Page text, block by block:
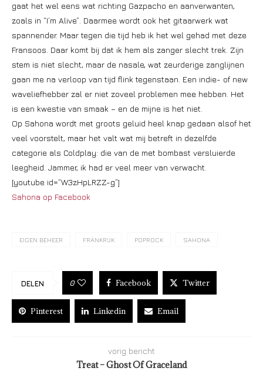
gaat het wel eens wat richting Gazpacho en aanverwanten,
zoals in “I’m Alive”. Daarmee wordt ook het gitaarwerk wat
spannender. Maar tegen die tijd heb ik het wel gehad met deze
Fransoos. Daar komt bij dat ik hem als zanger slecht trek. Zijn
stem is niet slecht, maar de nasale, wat zeurderige zanglijnen
gaan me na verloop van tijd flink tegenstaan. Een indie- of new
waveliefhebber zal er niet zoveel problemen mee hebben. Het
is een kwestie van smaak – en de mijne is het niet.
Op Sahona wordt met groots geluid heel knap gedaan alsof het
veel voorstelt, maar het valt wat mij betreft in dezelfde
categorie als Coldplay: die van de met bombast versluierde
leegheid. Jammer, ik had er veel meer van verwacht.
[youtube id=”W3zHpLRZZ-g”]
Sahona op Facebook
EIGEN BEHEER FRANKRIJK POPROCK SAHONA
DELEN 0 Facebook Twitter
Pinterest Linkedin Email
vorig bericht
Treat – Ghost Of Graceland